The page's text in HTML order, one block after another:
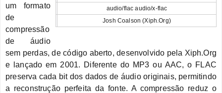
audio/flac audio/x-flac
Josh Coalson (Xiph.Org)
um formato
de
compressão
de áudio
sem perdas, de código aberto, desenvolvido pela Xiph.Org
e lançado em 2001. Diferente do MP3 ou AAC, o FLAC
preserva cada bit dos dados de áudio originais, permitindo
a reconstrução perfeita da fonte. A compressão reduz o